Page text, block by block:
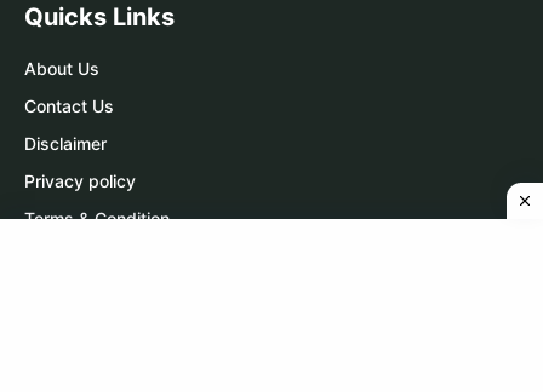
Quicks Links
About Us
Contact Us
Disclaimer
Privacy policy
Terms & Condition